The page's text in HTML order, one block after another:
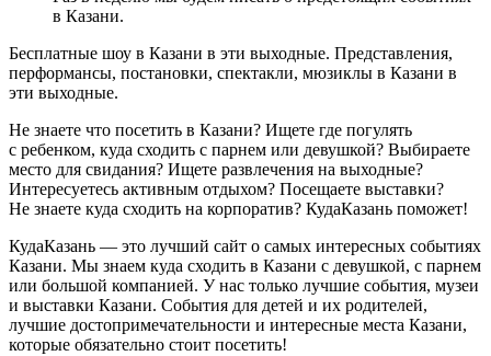
в Казани.
Бесплатные шоу в Казани в эти выходные. Представления,
перформансы, постановки, спектакли, мюзиклы в Казани в
эти выходные.
Не знаете что посетить в Казани? Ищете где погулять
с ребенком, куда сходить с парнем или девушкой? Выбираете
место для свидания? Ищете развлечения на выходные?
Интересуетесь активным отдыхом? Посещаете выставки?
Не знаете куда сходить на корпоратив? КудаКазань поможет!
КудаКазань — это лучший сайт о самых интересных событиях
Казани. Мы знаем куда сходить в Казани с девушкой, с парнем
или большой компанией. У нас только лучшие события, музеи
и выставки Казани. События для детей и их родителей,
лучшие достопримечательности и интересные места Казани,
которые обязательно стоит посетить!